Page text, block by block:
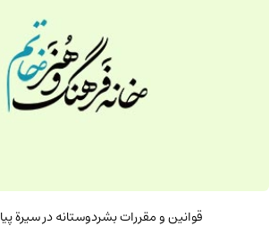
قوانين و مقررات بشردوستانه در سيرة